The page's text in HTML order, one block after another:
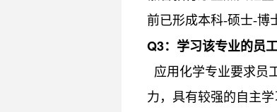
前已形成本科-硕士-博
Q3： 学习该专业的员
应用化学专业要求员
力，具有较强的自主